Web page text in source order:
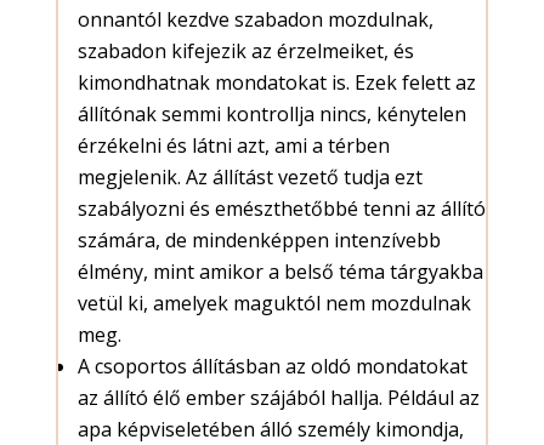
onnantól kezdve szabadon mozdulnak,
szabadon kifejezik az érzelmeiket, és
kimondhatnak mondatokat is. Ezek felett az
állítónak semmi kontrollja nincs, kénytelen
érzékelni és látni azt, ami a térben
megjelenik. Az állítást vezető tudja ezt
szabályozni és emészthetőbbé tenni az állító
számára, de mindenképpen intenzívebb
élmény, mint amikor a belső téma tárgyakba
vetül ki, amelyek maguktól nem mozdulnak
meg.
A csoportos állításban az oldó mondatokat
az állító élő ember szájából hallja. Például az
apa képviseletében álló személy kimondja,